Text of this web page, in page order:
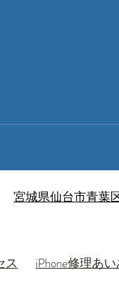
宮城県仙台市青
ス ​iPhone修理あ